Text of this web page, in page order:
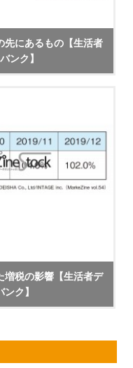
にあるもの【生活者
ンク】
増税の影響【生活者デ
ンク】